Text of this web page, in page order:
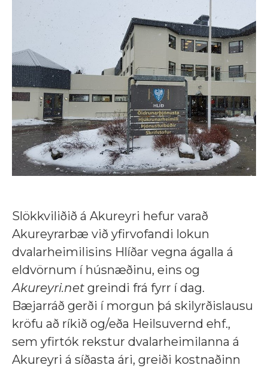
Slökkviliðið á Akureyri hefur varað
Akureyrarbæ við yfirvofandi lokun
dvalarheimilisins Hlíðar vegna ágalla á
eldvörnum í húsnæðinu, eins og
Akureyri.net greindi frá fyrr í dag.
Bæjarráð gerði í morgun þá skilyrðislausu
kröfu að ríkið og/eða Heilsuvernd ehf.,
sem yfirtók rekstur dvalarheimilanna á
Akureyri á síðasta ári, greiði kostnaðinn